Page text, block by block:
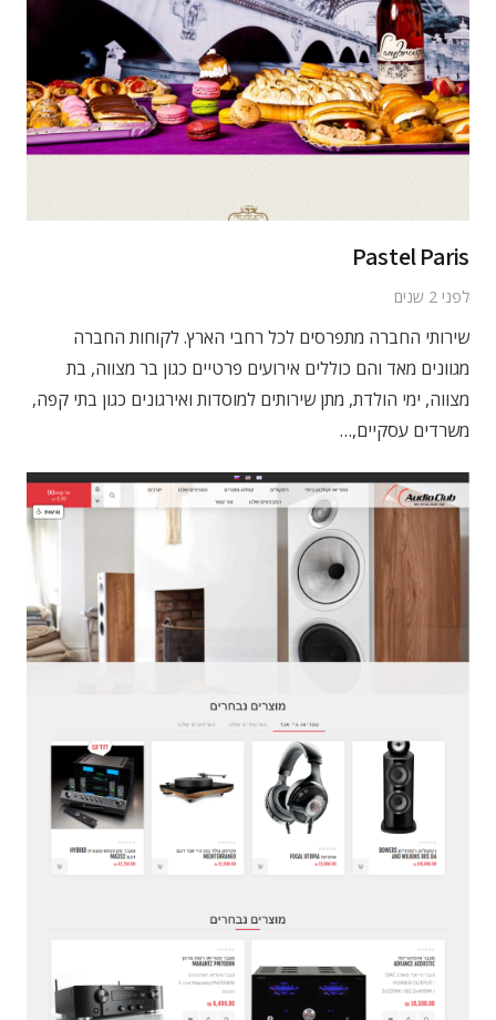
Pastel Paris
לפני 2 שנים
שירותי החברה מתפרסים לכל רחבי הארץ. לקוחות החברה
מגוונים מאד והם כוללים אירועים פרטיים כגון בר מצווה, בת
מצווה, ימי הולדת, מתן שירותים למוסדות ואירגונים כגון בתי קפה,
משרדים עסקיים,…